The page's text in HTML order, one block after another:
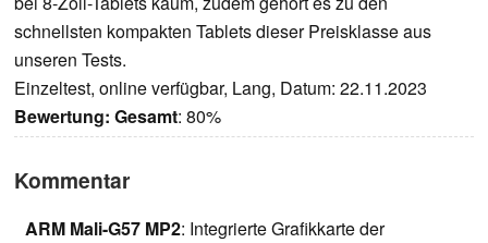
schnellsten kompakten Tablets dieser Preisklasse aus
unseren Tests.
Einzeltest, online verfügbar, Lang, Datum: 22.11.2023
Bewertung: Gesamt: 80%
Kommentar
ARM Mali-G57 MP2: Integrierte Grafikkarte der